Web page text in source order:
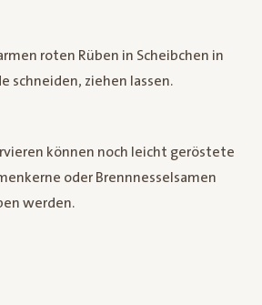
roten Rüben in Scheibchen in
schneiden, ziehen lassen.
können noch leicht geröstete
oder Brennnesselsamen
werden.